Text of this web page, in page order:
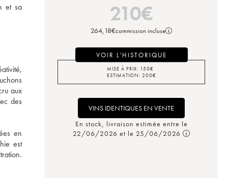
et sa
aux
des
en
est
210€
264,18€commission incluse
VOIR L'HISTORIQUE
MISE À PRIX: 150€
ESTIMATION: 200€
VINS IDENTIQUES EN VENTE
En stock, livraison estimée entre le
22/06/2026 et le 25/06/2026